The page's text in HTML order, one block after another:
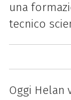
una
tecnico
Oggi Helan